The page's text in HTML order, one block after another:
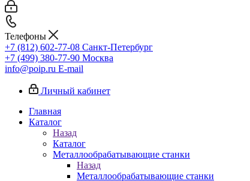
Телефоны
+7 (812) 602-77-08 Санкт-Петербург
+7 (499) 380-77-90 Москва
info@poip.ru E-mail
Личный кабинет
Главная
Каталог
Назад
Каталог
Металлообрабатывающие станки
Назад
Металлообрабатывающие станки